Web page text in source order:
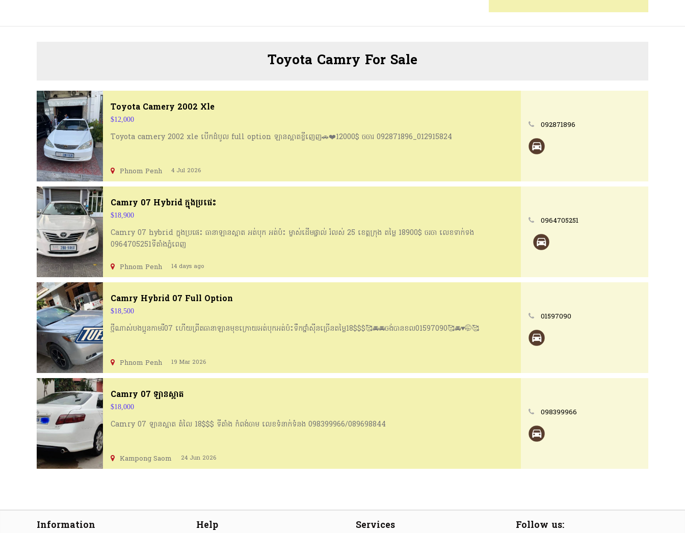
Toyota Camry For Sale
Toyota Camery 2002 Xle
$12,000
Toyota camery 2002 xle បើកដំបូល full option ឡានស្អាតខ្ចីញេញ🚗❤️12000$ ចចារ 092871896_012915824
Phnom Penh 4 Jul 2026
092871896
Camry 07 Hybrid ក្នុងប្រផេះ
$18,900
Camry 07 hybrid ក្នុងប្រផេះ ធានាឡានស្អាត អត់បុក អត់ប៉ះ ម្ចាស់ដើមផ្ទាល់ រំលស់ 25 ខេត្តក្រុង តម្លៃ 18900$ ចរចា លេខទាក់ទង
0964705251ទីតាំងភ្នំពេញ
Phnom Penh 14 days ago
0964705251
Camry Hybrid 07 Full Option
$18,500
ថ្មីណាស់បងប្អូនកាមរី07 ហើយព្រីតធានាឡានមុខក្រោយអត់បុកអត់ប៉ះទឹកថ្នាំស៊ីនច្រើនតម្លៃ18$$$🥰🚘🚘ចង់បានខល01597090🥰🚘♥️🤭🥰
Phnom Penh 19 Mar 2026
01597090
Camry 07 ឡានស្អាត
$18,000
Camry 07 ឡានស្អាត​ តំលៃ​ 18$$$​ ទីតាំង​ កំពង់ចាម​ លេខទំនាក់ទំនង​ 098399966/089698844
Kampong Saom 24 Jun 2026
098399966
Information Help Services Follow us: